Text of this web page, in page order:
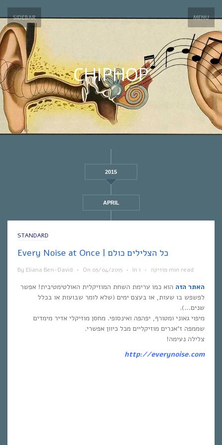
SIDEBAR MENU
CHIPHOP
2015
APRIL
STANDARD
Every Noise at Once | כל הצלילים כולם
By Eliana Ben-David • On 05/04/2015 • In מוזיקה • 1 min read
האתר הזה הוא כמו ערימת השחת המוזיקלית האולטימטיבית! אפשר
לפשפש בו שעות, או בעצם ימים (שלא לומר שבועות או בכלל
שנים…).
מיפוי גאוני ומטורף, יפהפה ואינסופי. מחסן מוזיקלי אדיר מימדים
שממפה ז’אנרים מוזיקליים מכל כיוון אפשרי.
צלילה נעימה!
http://everynoise.com